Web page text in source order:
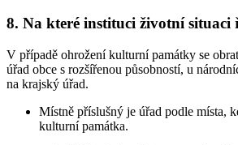
8. Na které instituci životní situaci
V případě ohrožení kulturní památky se
úřad obce s rozšířenou působností, u
na krajský úřad.
Místně příslušný je úřad podle místa,
kulturní památka.